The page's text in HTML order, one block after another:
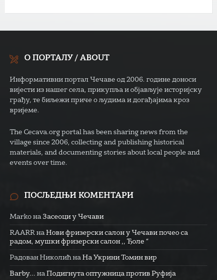
О ПОРТАЛУ / ABOUT
Информативни портал Чечаве од 2006. године доноси
вијести из нашег села, прикупља и објављује историјску
грађу, те биљежи приче о људима и догађајима кроз
вријеме.
The Cecava.org portal has been sharing news from the
village since 2006, collecting and publishing historical
materials, and documenting stories about local people and
events over time.
ПОСЉЕДЊИ КОМЕНТАРИ
Marko на Засеоци у Чечави
RAARR на Нови фризерски салон у Чечави почео са
радом, мушки фризерски салон ,, Ђоле “
Радован Николић на На Укрини Томин вир
Barby... на Подигнута оптужница против Руфија